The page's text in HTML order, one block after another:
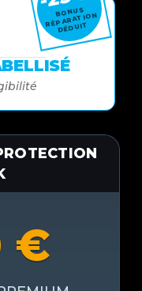
BONUS
RÉPARATION
DÉDUIT
€